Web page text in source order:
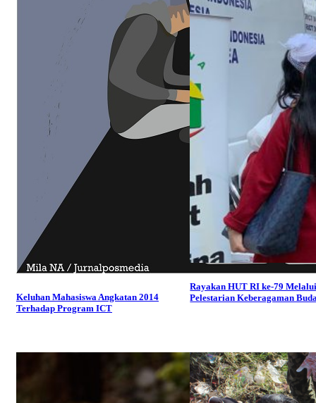
Keluhan Mahasiswa Angkatan 2014
Terhadap Program ICT
Rayakan HUT RI ke-79
Pelestarian Keberagaman